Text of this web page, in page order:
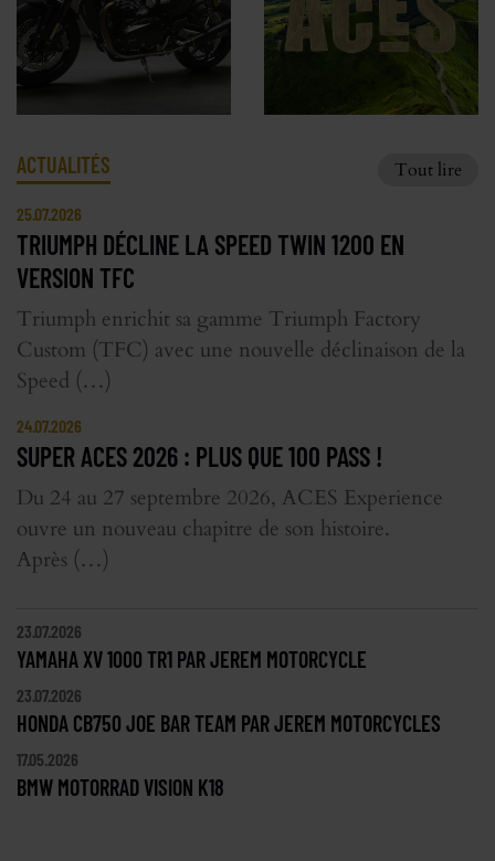
ACTUALITÉS Tout lire
25.07.2026
TRIUMPH DÉCLINE LA SPEED TWIN 1200 EN
VERSION TFC
Triumph enrichit sa gamme Triumph Factory
Custom (TFC) avec une nouvelle déclinaison de la
Speed (…)
24.07.2026
SUPER ACES 2026 : PLUS QUE 100 PASS !
Du 24 au 27 septembre 2026, ACES Experience
ouvre un nouveau chapitre de son histoire.
Après (…)
23.07.2026
YAMAHA XV 1000 TR1 PAR JEREM MOTORCYCLE
23.07.2026
HONDA CB750 JOE BAR TEAM PAR JEREM MOTORCYCLES
17.05.2026
BMW MOTORRAD VISION K18